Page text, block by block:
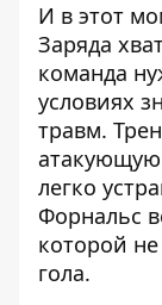
И в этот
Заряда
команда
условиях
травм.
легко
Форнальс
которой
гола.